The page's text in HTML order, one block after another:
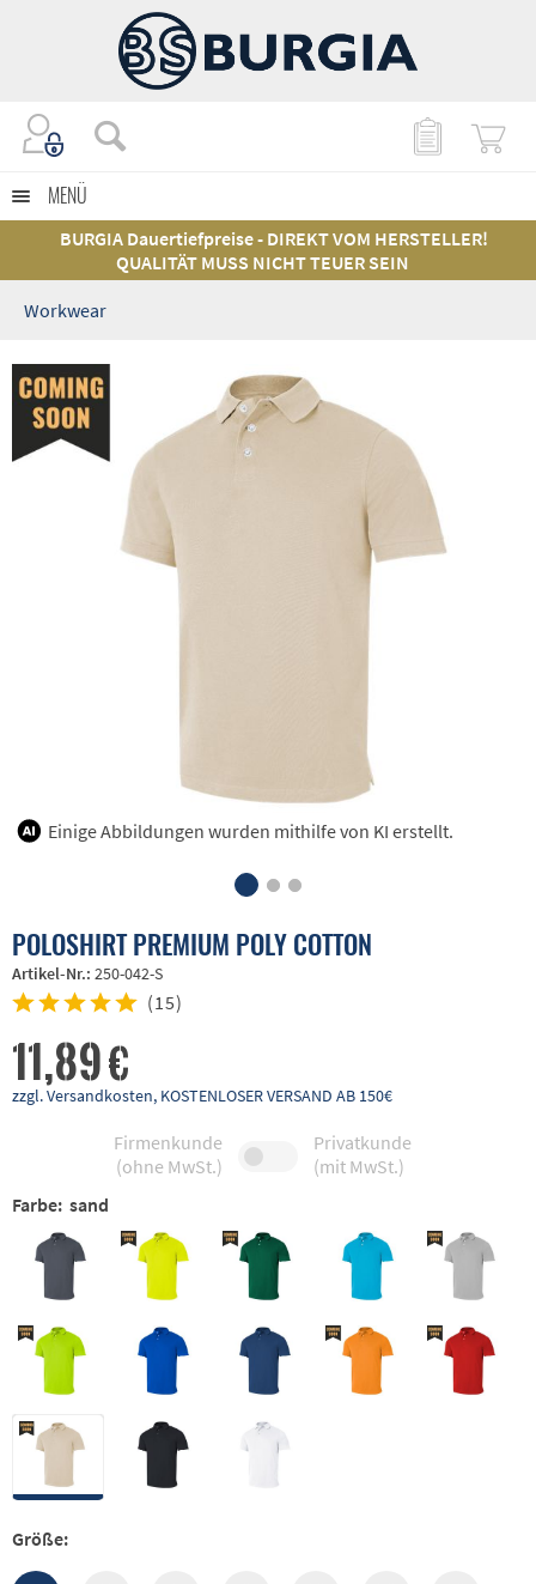
MENÜ
BURGIA Dauertiefpreise - DIREKT VOM HERSTELLER!
QUALITÄT MUSS NICHT TEUER SEIN
Workwear
Einige Abbildungen wurden mithilfe von KI erstellt.
POLOSHIRT PREMIUM POLY COTTON
Artikel-Nr.: 250-042-S
(15)
11,89 €
zzgl. Versandkosten, KOSTENLOSER VERSAND AB 150€
Firmenkunde
(ohne MwSt.)
Privatkunde
(mit MwSt.)
Farbe: sand
Größe: